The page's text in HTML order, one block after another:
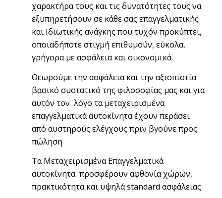
χαρακτήρα τους και τις δυνατότητες τους να
εξυπηρετήσουν σε κάθε σας επαγγελματικής
και Ιδιωτικής ανάγκης που τυχόν προκύπτει,
οποιαδήποτε στιγμή επιθυμούν, εύκολα,
γρήγορα με ασφάλεια και οικονομικά.
Θεωρούμε την ασφάλεια και την αξιοπιστία
βασικό συστατικό της φιλοσοφίας μας και για
αυτόν τον λόγο τα μεταχειρισμένα
επαγγελματικά αυτοκίνητα έχουν περάσει
από αυστηρούς ελέγχους πριν βγούνε προς
πώληση
Τα Μεταχειρισμένα Επαγγελματικά
αυτοκίνητα προσφέρουν αφθονία χώρων,
πρακτικότητα και υψηλά standard ασφάλειας